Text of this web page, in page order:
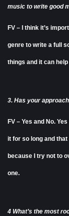
music to write good
FV – I think it’s
genre to write a full
things and it can
3. Has your
FV – Yes and No.
it for so long and
because I try not to
one.
4 What’s the most